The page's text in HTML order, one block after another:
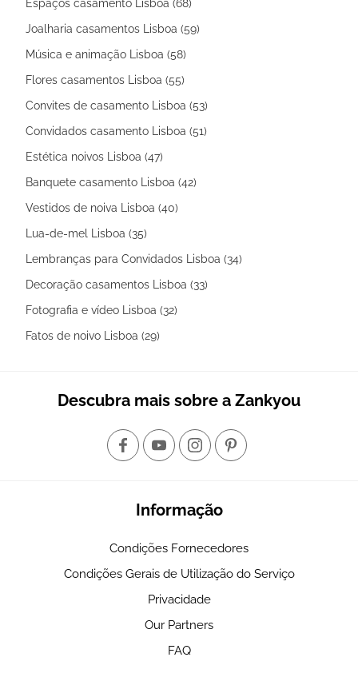
Espaços casamento Lisboa (68)
Joalharia casamentos Lisboa (59)
Música e animação Lisboa (58)
Flores casamentos Lisboa (55)
Convites de casamento Lisboa (53)
Convidados casamento Lisboa (51)
Estética noivos Lisboa (47)
Banquete casamento Lisboa (42)
Vestidos de noiva Lisboa (40)
Lua-de-mel Lisboa (35)
Lembranças para Convidados Lisboa (34)
Decoração casamentos Lisboa (33)
Fotografia e vídeo Lisboa (32)
Fatos de noivo Lisboa (29)
Descubra mais sobre a Zankyou
Informação
Condições Fornecedores
Condições Gerais de Utilização do Serviço
Privacidade
Our Partners
FAQ